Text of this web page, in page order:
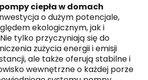
pompy ciepła w domach
o dużym potencjale,
ekologicznym, jak i
tylko przyczyniają się do
zużycia energii i emisji
ale także oferują stabilne i
wewnętrzne o każdej porze